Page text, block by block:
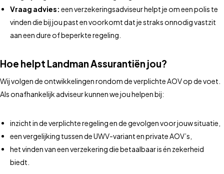
Vraag advies: een verzekeringsadviseur helpt je om een polis te
vinden die bij jou past en voorkomt dat je straks onnodig vastzit
aan een dure of beperkte regeling.
Hoe helpt Landman Assurantiën jou?
Wij volgen de ontwikkelingen rondom de verplichte AOV op de voet.
Als onafhankelijk adviseur kunnen we jou helpen bij:
inzicht in de verplichte regeling en de gevolgen voor jouw situatie,
een vergelijking tussen de UWV-variant en private AOV’s,
het vinden van een verzekering die betaalbaar is én zekerheid
biedt.